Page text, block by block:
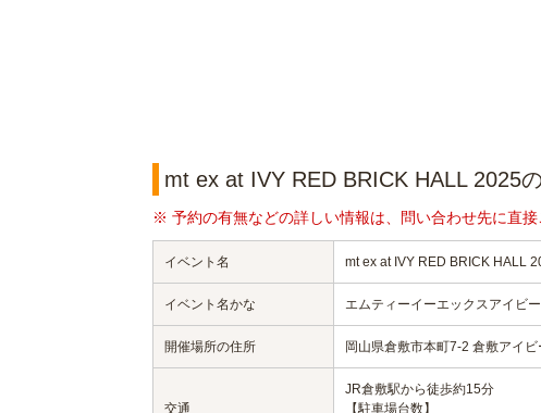
mt ex at IVY RED BRICK HALL 2025
※ 予約の有無などの詳しい情報は、問い合わせ先に直接
イベント名 mt ex at IVY RED BRICK HALL
イベント名かな エムティーイーエックスアイビ
開催場所の住所 岡山県倉敷市本町7-2 倉敷アイ
交通
JR倉敷駅から徒歩約15分
【駐車場台数】